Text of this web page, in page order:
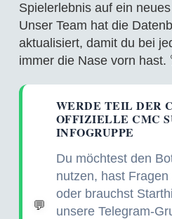
Spielerlebnis auf ein
Unser Team hat die
aktualisiert, damit du bei
immer die Nase vorn hast.
💬
WERDE TEIL DER
OFFIZIELLE CMC
INFOGRUPPE
Du möchtest den
nutzen, hast
oder brauchst
unsere Telegram-